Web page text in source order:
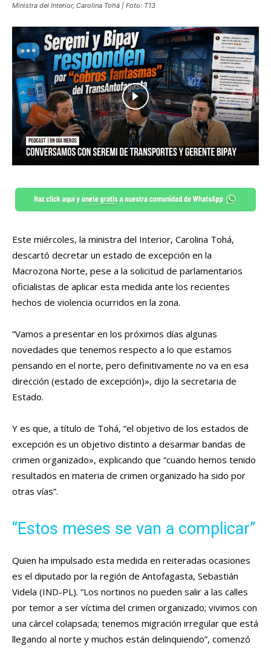
Ministra del Interior, Carolina Tohá | Foto: T13
Este miércoles, la ministra del Interior, Carolina Tohá,
descartó decretar un estado de excepción en la
Macrozona Norte, pese a la solicitud de parlamentarios
oficialistas de aplicar esta medida ante los recientes
hechos de violencia ocurridos en la zona.
“Vamos a presentar en los próximos días algunas
novedades que tenemos respecto a lo que estamos
pensando en el norte, pero definitivamente no va en esa
dirección (estado de excepción)», dijo la secretaria de
Estado.
Y es que, a título de Tohá, “el objetivo de los estados de
excepción es un objetivo distinto a desarmar bandas de
crimen organizado», explicando que “cuando hemos tenido
resultados en materia de crimen organizado ha sido por
otras vías”.
“Estos meses se van a complicar”
Quien ha impulsado esta medida en reiteradas ocasiones
es el diputado por la región de Antofagasta, Sebastián
Videla (IND-PL). “Los nortinos no pueden salir a las calles
por temor a ser víctima del crimen organizado; vivimos con
una cárcel colapsada; tenemos migración irregular que está
llegando al norte y muchos están delinquiendo”, comenzó